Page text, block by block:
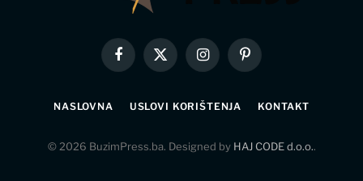
Facebook
X
InstagramPinterest
NASLOVNA USLOVI KORIŠTENJA KONTAKT
© 2026 BuzimPress.ba. Designed by HAJ CODE d.o.o..